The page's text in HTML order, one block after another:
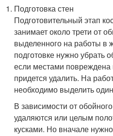
Подготовка стен
Подготовительный этап
занимает около трети от
выделенного на работы в
подготовке нужно убрать
если местами повреждена
придется удалить. На
необходимо выделить
В зависимости от
удаляются или целым
кусками. Но вначале